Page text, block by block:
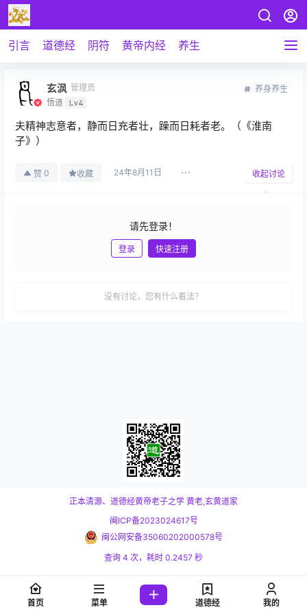
引言 道德经 阴符 黄帝内经 养生
玄沨 管理员
悟道 Lv4
养身养生
夫精神志意者，静而日充者壮，躁而日耗者老。（《淮南
子》）
赞 0 收藏 24年8月11日 收起讨论
请先登录！
登录 快速注册
没有讨论，您有什么看法？
正本清源、道德经黄帝老子之学 黄老,玄黄道家
闽ICP备2023024617号
闽公网安备35060202000578号
查询 4 次，耗时 0.2457 秒
首页 菜单 道德经 我的